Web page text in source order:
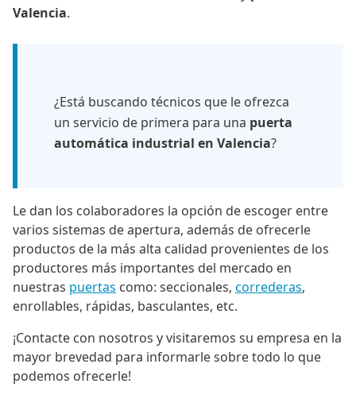
Valencia.
¿Está buscando técnicos que le ofrezca
un servicio de primera para una puerta
automática industrial en Valencia?
Le dan los colaboradores la opción de escoger entre
varios sistemas de apertura, además de ofrecerle
productos de la más alta calidad provenientes de los
productores más importantes del mercado en
nuestras puertas como: seccionales, correderas,
enrollables, rápidas, basculantes, etc.
¡Contacte con nosotros y visitaremos su empresa en la
mayor brevedad para informarle sobre todo lo que
podemos ofrecerle!